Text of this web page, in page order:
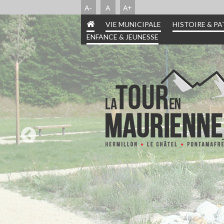
A- A A+
VIE MUNICIPALE
VIE
HISTOIRE &
HISTOIRE &
INFORMATIONS
ENFANCE & JEUNESSE
ENFANCE &